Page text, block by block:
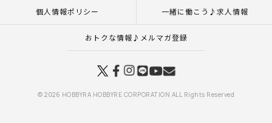
個人情報ポリシー 一緒に働こう♪求人情報
おトクな情報♪メルマガ登録
© 2026 HOBBYRA HOBBYRE CORPORATION ALL Rights Reserved